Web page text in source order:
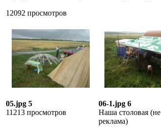
12092 просмотров
05.jpg 5
11213 просмотров
06-1.jpg 6
Наша столовая (не
реклама)